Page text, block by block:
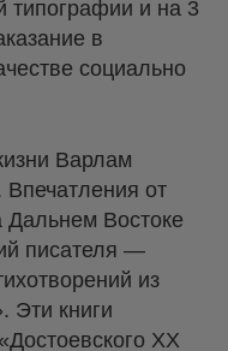
типографии и на 3
в
социально
Варлам
от
Востоке
писателя —
из
Эти книги
XX